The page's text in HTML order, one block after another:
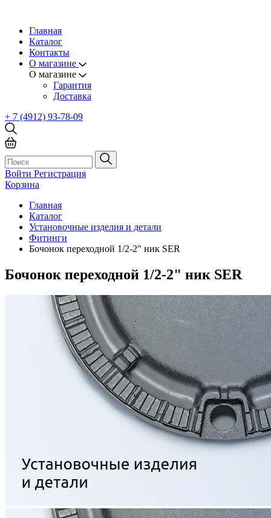
Главная
Каталог
Контакты
О магазине
О магазине
Гарантия
Доставка
+ 7 (4912) 93-78-09
Войти Регистрация
Корзина
Главная
Каталог
Установочные изделия и детали
Фитинги
Бочонок переходной 1/2-2" ник SER
Бочонок переходной 1/2-2" ник SER